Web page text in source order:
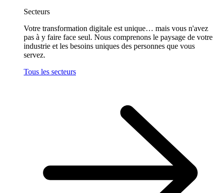
Secteurs
Votre transformation digitale est unique… mais vous n'avez
pas à y faire face seul. Nous comprenons le paysage de votre
industrie et les besoins uniques des personnes que vous
servez.
Tous les secteurs